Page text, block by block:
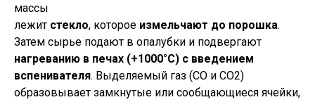
массы
лежит стекло, которое измельчают до порошка.
Затем сырье подают в опалубки и подвергают
нагреванию в печах (+1000°С) с введением
вспенивателя. Выделяемый газ (СО и СО2)
образовывает замкнутые или сообщающиеся ячейки,